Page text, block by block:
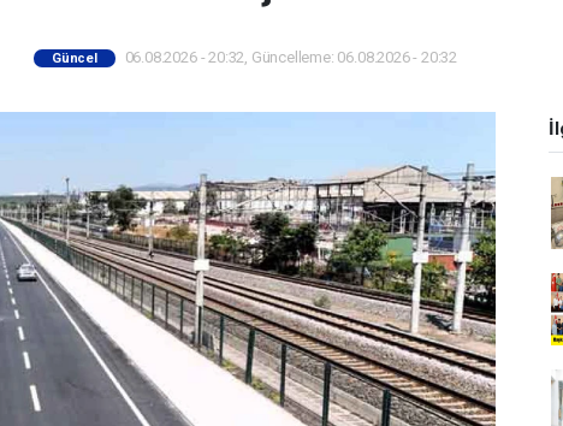
Güncel 06.08.2026 - 20:32, Güncelleme: 06.08.2026 - 20:32